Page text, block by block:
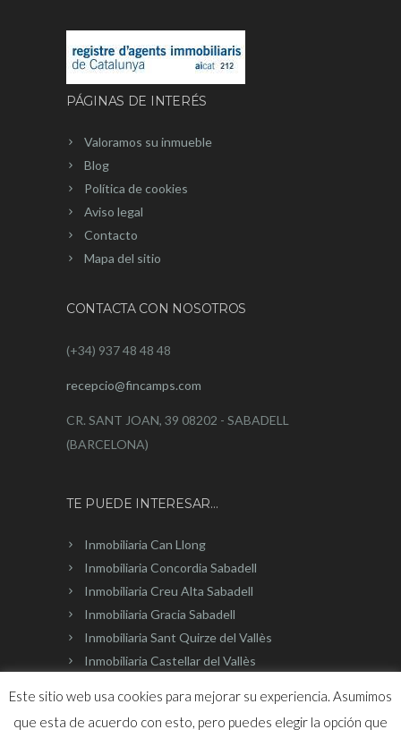
PÁGINAS DE INTERÉS
Valoramos su inmueble
Blog
Política de cookies
Aviso legal
Contacto
Mapa del sitio
CONTACTA CON NOSOTROS
(+34) 937 48 48 48
recepcio@fincamps.com
CR. SANT JOAN, 39 08202 - SABADELL
(BARCELONA)
TE PUEDE INTERESAR…
Inmobiliaria Can Llong
Inmobiliaria Concordia Sabadell
Inmobiliaria Creu Alta Sabadell
Inmobiliaria Gracia Sabadell
Inmobiliaria Sant Quirze del Vallès
Inmobiliaria Castellar del Vallès
Este sitio web usa cookies para mejorar su experiencia. Asumimos
que esta de acuerdo con esto, pero puedes elegir la opción que